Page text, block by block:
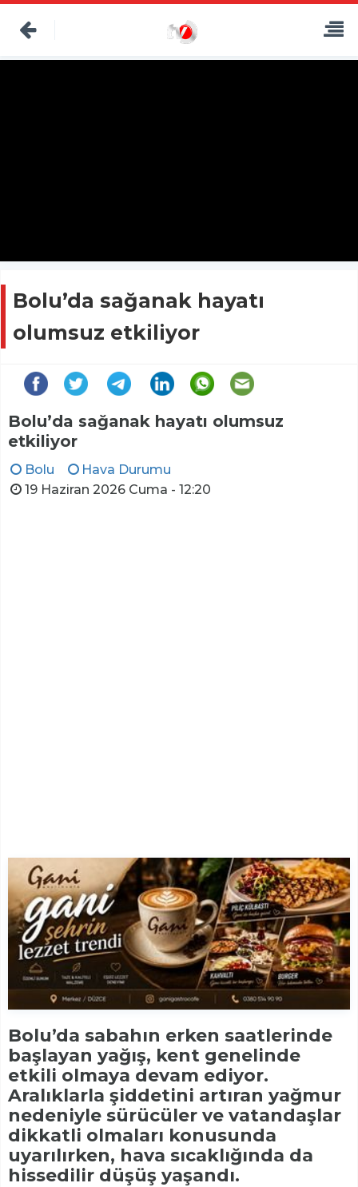
Bolu’da sağanak hayatı
olumsuz etkiliyor
Bolu’da sağanak hayatı olumsuz
etkiliyor
Bolu
Hava Durumu
19 Haziran 2026 Cuma - 12:20
Bolu’da sabahın erken saatlerinde
başlayan yağış, kent genelinde
etkili olmaya devam ediyor.
Aralıklarla şiddetini artıran yağmur
nedeniyle sürücüler ve vatandaşlar
dikkatli olmaları konusunda
uyarılırken, hava sıcaklığında da
hissedilir düşüş yaşandı.